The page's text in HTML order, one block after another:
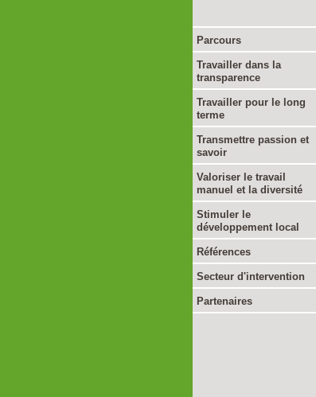
Parcours
Travailler dans la
transparence
Travailler pour le long
terme
Transmettre passion et
savoir
Valoriser le travail
manuel et la diversité
Stimuler le
développement local
Références
Secteur d'intervention
Partenaires